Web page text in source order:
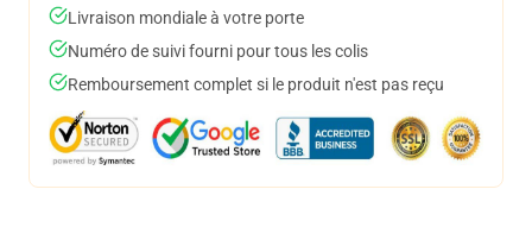
Livraison mondiale à votre porte
Numéro de suivi fourni pour tous les colis
Remboursement complet si le produit n'est pas reçu